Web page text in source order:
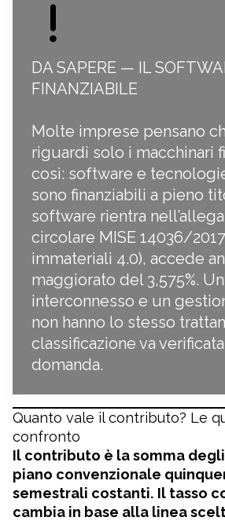
DA SAPERE — IL
FINANZIABILE
Molte imprese pensano
riguardi solo i macchinari
così: software e
sono finanziabili a pieno
software rientra
circolare MISE 14036/
immateriali 4.0), accede
maggiorato del 3,575%. Un
interconnesso e un
non hanno lo stesso
classificazione va
domanda.
Quanto vale il contributo? Le
confronto
Il contributo è la somma
piano convenzionale
semestrali costanti. Il tasso
cambia in base alla linea